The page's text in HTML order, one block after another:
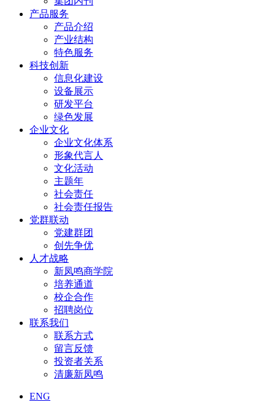
产品服务
产品介绍
产业结构
特色服务
科技创新
信息化建设
设备展示
研发平台
绿色发展
企业文化
企业文化体系
形象代言人
文化活动
主题年
社会责任
社会责任报告
党群联动
党建群团
创先争优
人才战略
新凤鸣商学院
培养通道
校企合作
招聘岗位
联系我们
联系方式
留言反馈
投资者关系
清廉新凤鸣
ENG